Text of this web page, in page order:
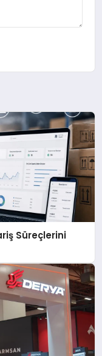
Süreçlerini